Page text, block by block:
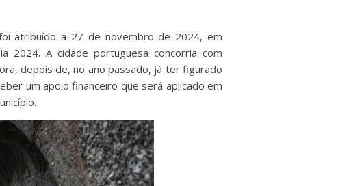
atribuído a 27 de novembro de 2024, em
2024. A cidade portuguesa concorria com
depois de, no ano passado, já ter figurado
um apoio financeiro que será aplicado em